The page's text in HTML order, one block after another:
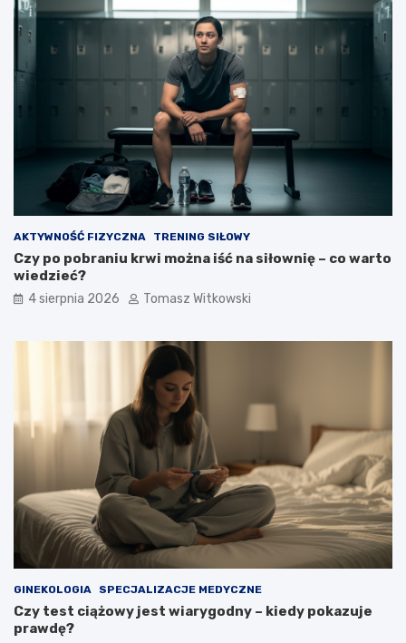
AKTYWNOŚĆ FIZYCZNA TRENING SIŁOWY
Czy po pobraniu krwi można iść na siłownię – co warto
wiedzieć?
4 sierpnia 2026 Tomasz Witkowski
GINEKOLOGIA SPECJALIZACJE MEDYCZNE
Czy test ciążowy jest wiarygodny – kiedy pokazuje
prawdę?